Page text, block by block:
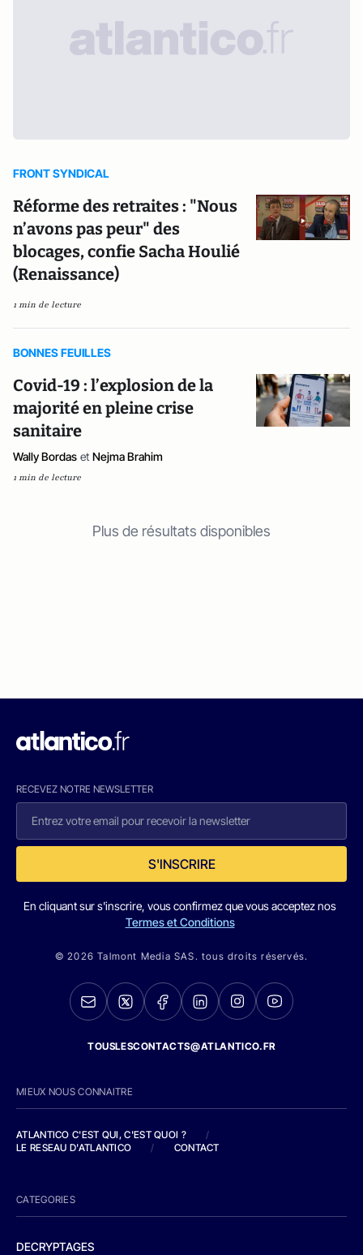
FRONT SYNDICAL
Réforme des retraites : "Nous
n’avons pas peur" des
blocages, confie Sacha Houlié
(Renaissance)
1 min de lecture
BONNES FEUILLES
Covid-19 : l’explosion de la
majorité en pleine crise
sanitaire
Wally Bordas et Nejma Brahim
1 min de lecture
Plus de résultats disponibles
RECEVEZ NOTRE NEWSLETTER
S'INSCRIRE
En cliquant sur s'inscrire, vous confirmez que vous acceptez nos
Termes et Conditions
© 2026 Talmont Media SAS. tous droits réservés.
TOUSLESCONTACTS@ATLANTICO.FR
MIEUX NOUS CONNAITRE
ATLANTICO C'EST QUI, C'EST QUOI ?
/
LE RESEAU D'ATLANTICO
/ CONTACT
CATEGORIES
DECRYPTAGES